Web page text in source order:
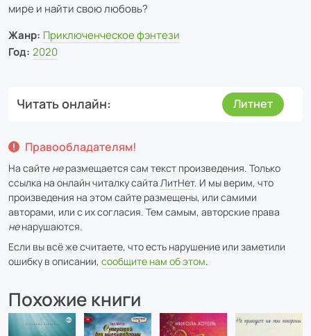
мире и найти свою любовь?
Жанр: Приключенческое фэнтези
Год: 2020
Читать онлайн Литнет
Правообладателям!
На сайте неразмещается сам текст произведения. Только
ссылка на онлайн читалку сайта ЛитНет. И мы верим, что
произведения на этом сайте размещены, или самими
авторами, или с их согласия. Тем самым, авторские права
ненарушаются.
Если вы всё же считаете, что есть нарушение или заметили
ошибку в описании, сообщите нам об этом.
Похожие книги